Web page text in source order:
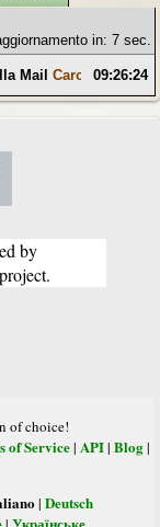
in: 7 sec.
Mail Caro utente
09:26:24
by
of choice!
of Service| API| Blog|
| Deutsch
Українське